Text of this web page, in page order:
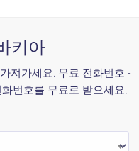
키아
져가세요. 무료 전화번호 -
번호를 무료로 받으세요.